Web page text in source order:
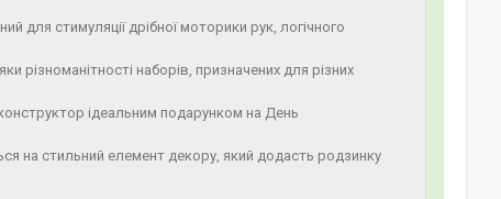
для стимуляції дрібної моторики рук, логічного
різноманітності наборів, призначених для різних
ідеальним подарунком на День
на стильний елемент декору, який додасть родзинку